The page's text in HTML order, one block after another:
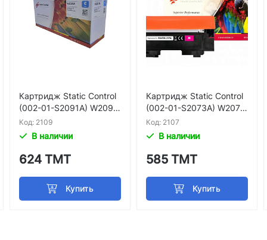
Картридж Static Control
(002-01-S2091A) W2091
A Cyan HP Color Laser 15
0 MFP 178 179
Код: 2109
В наличии
624 ТМТ
Картридж Static Control
(002-01-S2073A) W2073
A (117A) Magenta HP Colo
r Laser 150 MFP 178 179
Код: 2107
В наличии
585 ТМТ